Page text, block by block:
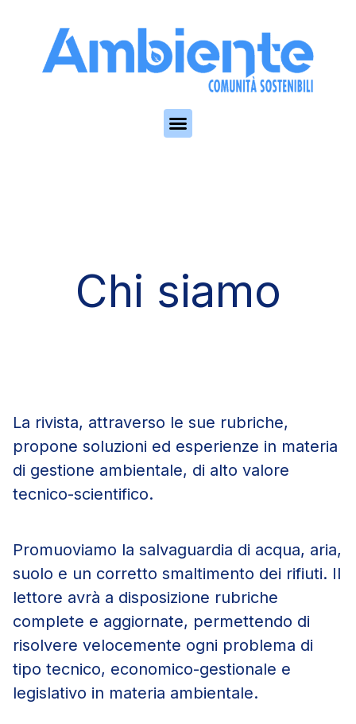
Chi siamo
La rivista, attraverso le sue rubriche,
propone soluzioni ed esperienze in materia
di gestione ambientale, di alto valore
tecnico-scientifico.
Promuoviamo la salvaguardia di acqua, aria,
suolo e un corretto smaltimento dei rifiuti. Il
lettore avrà a disposizione rubriche
complete e aggiornate, permettendo di
risolvere velocemente ogni problema di
tipo tecnico, economico-gestionale e
legislativo in materia ambientale.